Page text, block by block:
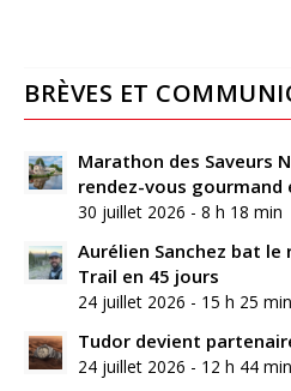
BRÈVES ET
Marathon des Saveurs
rendez-vous gourmand
30 juillet 2026 - 8 h 18 min
Aurélien Sanchez bat le
Trail en 45 jours
24 juillet 2026 - 15 h 25 min
Tudor devient
24 juillet 2026 - 12 h 44 min